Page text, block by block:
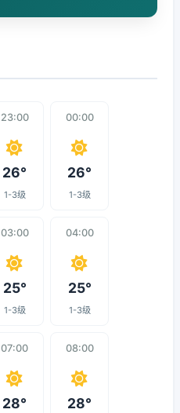
23:00
26°
1-3级
00:00
26°
1-3级
03:00
25°
1-3级
04:00
25°
1-3级
07:00
28°
08:00
28°